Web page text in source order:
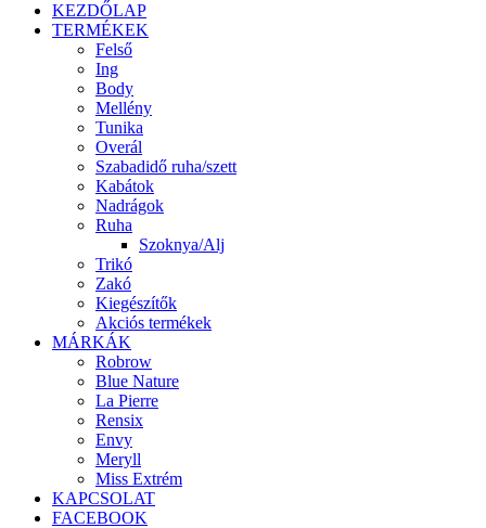
KEZDŐLAP
TERMÉKEK
Felső
Ing
Body
Mellény
Tunika
Overál
Szabadidő ruha/szett
Kabátok
Nadrágok
Ruha
Szoknya/Alj
Trikó
Zakó
Kiegészítők
Akciós termékek
MÁRKÁK
Robrow
Blue Nature
La Pierre
Rensix
Envy
Meryll
Miss Extrém
KAPCSOLAT
FACEBOOK